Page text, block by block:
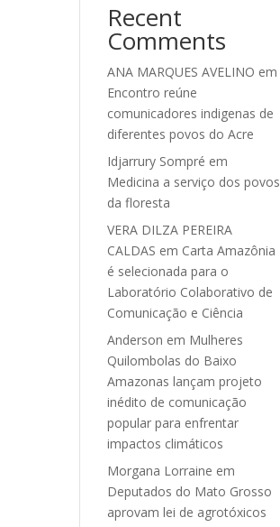
Recent
Comments
ANA MARQUES AVELINO em
Encontro reúne
comunicadores indigenas de
diferentes povos do Acre
Idjarrury Sompré em
Medicina a serviço dos povos
da floresta
VERA DILZA PEREIRA
CALDAS em Carta Amazônia
é selecionada para o
Laboratório Colaborativo de
Comunicação e Ciência
Anderson em Mulheres
Quilombolas do Baixo
Amazonas lançam projeto
inédito de comunicação
popular para enfrentar
impactos climáticos
Morgana Lorraine em
Deputados do Mato Grosso
aprovam lei de agrotóxicos